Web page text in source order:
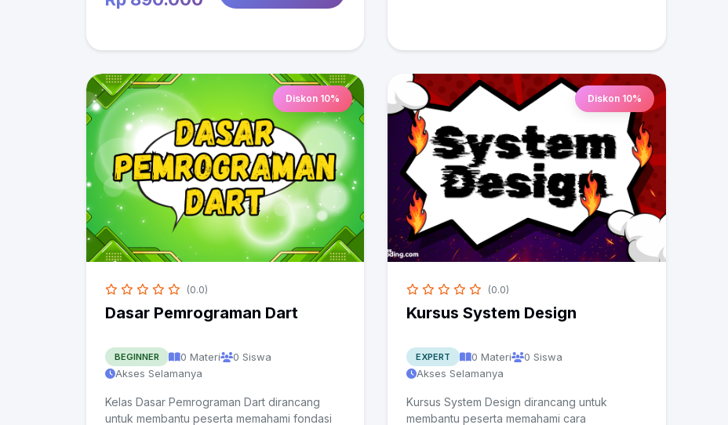
Diskon 10%
(0.0)
Dasar Pemrograman Dart
BEGINNER 0 Materi
0 Siswa
Akses Selamanya
Kelas Dasar Pemrograman Dart dirancang
untuk membantu peserta memahami fondasi
Diskon 10%
(0.0)
Kursus System Design
EXPERT 0 Materi
0 Siswa
Akses Selamanya
Kursus System Design dirancang untuk
membantu peserta memahami cara